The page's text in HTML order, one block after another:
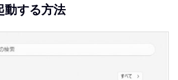
する方法